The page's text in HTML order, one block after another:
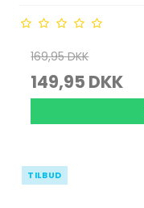
169,95 DKK
149,95 DKK
TILBUD